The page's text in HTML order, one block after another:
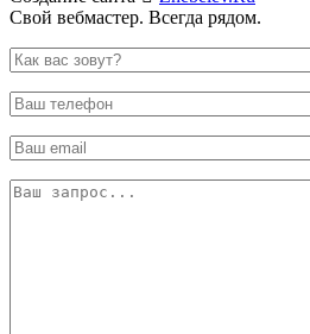
Свой вебмастер. Всегда рядом.